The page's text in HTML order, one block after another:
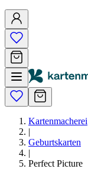
Kartenmacherei
|
Geburtskarten
|
Perfect Picture